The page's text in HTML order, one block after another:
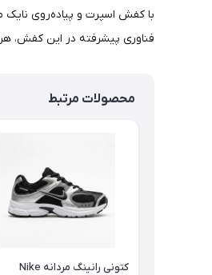
فناوری پیشرفته در این کفش،
محصولات مرتبط
کتونی رانینگ مردانه Nike